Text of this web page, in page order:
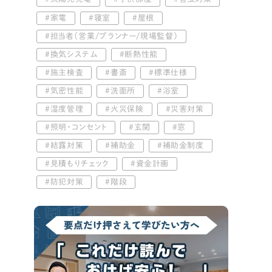
家電 寝室 屋根
担当者（営業/プランナー/現場監督）
換気システム 断熱性能
施主検査 書斎 標準仕様
気密性能 洗面所 浴室
湿度管理 火災保険 災害対策
照明・コンセント 玄関 窓
結露対策 補助金 補助金制度
見積もりチェック 資金計画
防犯対策 階段